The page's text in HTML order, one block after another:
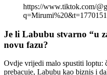
https://www.tiktok.com/
Je li Labubu stvarno “u
novu fazu?
Ovdje vrijedi malo spustiti loptu:
prebacuje, Labubu kao biznis i